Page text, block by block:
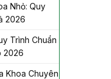
Nhỏ: Quy
2026
Trình Chuẩn
2026
Khoa Chuyên